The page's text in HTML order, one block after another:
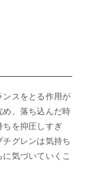
スをとる作用が
、落ち込んだ時
ちを抑圧しすぎ
グレンは気持ち
気づいていくこ